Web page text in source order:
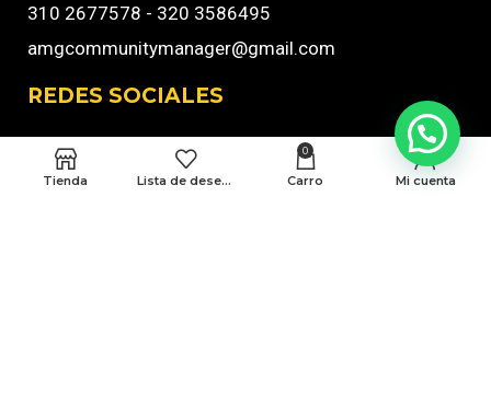
310 2677578 - 320 3586495
amgcommunitymanager@gmail.com
REDES SOCIALES
Tienda Lista de deseos
0
Carro Mi cuenta